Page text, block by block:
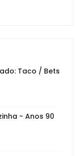
Taco / Bets
- Anos 90